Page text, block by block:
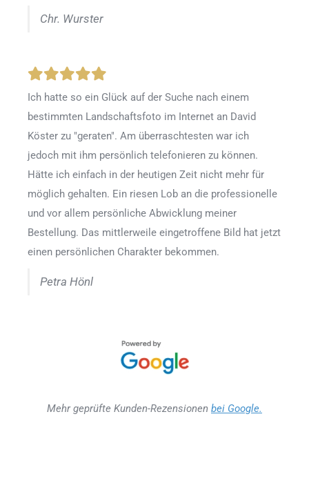
Chr. Wurster
Ich hatte so ein Glück auf der Suche nach einem
bestimmten Landschaftsfoto im Internet an David
Köster zu "geraten". Am überraschtesten war ich
jedoch mit ihm persönlich telefonieren zu können.
Hätte ich einfach in der heutigen Zeit nicht mehr für
möglich gehalten. Ein riesen Lob an die professionelle
und vor allem persönliche Abwicklung meiner
Bestellung. Das mittlerweile eingetroffene Bild hat jetzt
einen persönlichen Charakter bekommen.
Petra Hönl
Mehr geprüfte Kunden-Rezensionen bei Google.